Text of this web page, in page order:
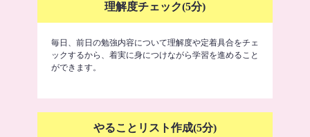
理解度チェック(5分)
毎日、前日の勉強内容について理解度や定着具合をチェ
ックするから、着実に身につけながら学習を進めること
ができます。
やることリスト作成(5分)